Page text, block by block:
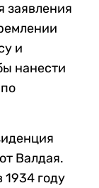
заявления
и
нанести
Валдая.
1934 году